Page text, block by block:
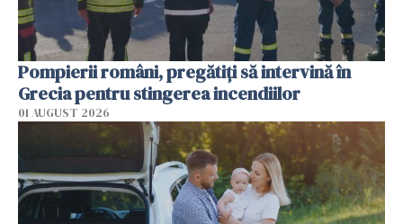
Pompierii români, pregătiţi să intervină în
Grecia pentru stingerea incendiilor
01 AUGUST 2026